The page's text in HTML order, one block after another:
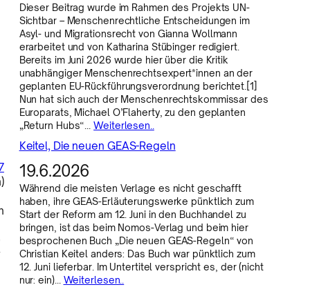
Dieser Beitrag wurde im Rahmen des Projekts UN-
Sichtbar – Menschenrechtliche Entscheidungen im
Asyl- und Migrationsrecht von Gianna Wollmann
erarbeitet und von Katharina Stübinger redigiert.
Bereits im Juni 2026 wurde hier über die Kritik
unabhängiger Menschenrechtsexpert*innen an der
geplanten EU-Rückführungsverordnung berichtet.[1]
Nun hat sich auch der Menschenrechtskommissar des
Europarats, Michael O’Flaherty, zu den geplanten
„Return Hubs“…Weiterlesen..
Keitel, Die neuen GEAS-Regeln
19.6.2026
Während die meisten Verlage es nicht geschafft
haben, ihre GEAS-Erläuterungswerke pünktlich zum
Start der Reform am 12. Juni in den Buchhandel zu
bringen, ist das beim Nomos-Verlag und beim hier
besprochenen Buch „Die neuen GEAS-Regeln“ von
Christian Keitel anders: Das Buch war pünktlich zum
12. Juni lieferbar. Im Untertitel verspricht es, der (nicht
nur: ein)… Weiterlesen..